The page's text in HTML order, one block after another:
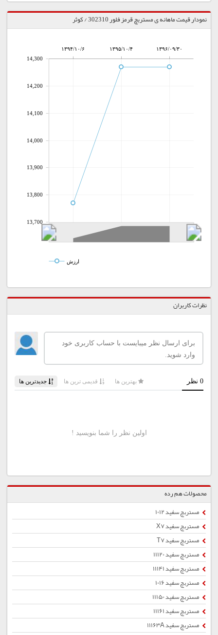
نمودار قیمت ماهانه ی مستربچ قرمز فلور 302310 / کوثر
۱۳۹۴/۱۰/۶ ۱۳۹۵/۱۰/۴ ۱۳۹۶/۰۹/۳۰
13,700
13,800
13,900
14,000
14,100
14,200
14,300
ارزش
نظرات کاربران
محصولات هم رده
مستربچ سفید 1012
مستربچ سفید X7
مستربچ سفید T7
مستربچ سفید 11120
مستربچ سفید 11141
مستربچ سفید 1016
مستربچ سفید 11150
مستربچ سفید 11161
مستربچ سفید 11163A